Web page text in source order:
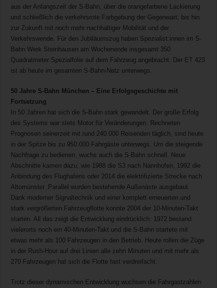
aus der Anfangszeit der S-Bahn, über die orangefarbene Lackierung
und schließlich die verkehrsrote Farbgebung der Gegenwart, bis hin
zur Zukunft mit noch mehr nachhaltiger Mobilität und der
Verkehrswende. Für den Jubiläumszug haben Spezialist:innen im S-
Bahn Werk Steinhausen am Wochenende insgesamt 350
Quadratmeter Spezialfolie auf dem Fahrzeug angebracht. Der ET 423
ist ab heute im gesamten S-Bahn-Netz unterwegs.
50 Jahre S-Bahn München – Eine Erfolgsgeschichte mit
Fortsetzung
In 50 Jahren hat sich die S-Bahn stark gewandelt. Der große Erfolg
des Systems war stets Motor für Veränderungen. Rechneten
Prognosen seinerzeit mit rund 240.000 Reisenden täglich, sind heute
in der Spitze bis zu 950.000 Fahrgäste unterwegs. Um die steigende
Nachfrage zu bedienen, wuchs auch die S-Bahn schnell. Neue
Abschnitte kamen dazu, wie 1988 die S3 nach Nannhofen, 1992 die
Anbindung des Flughafens oder 2014 die elektrifizierte Strecke nach
Altomünster. Parallel wurden bestehende Außenäste ausgebaut.
Dank moderner Signaltechnik und einer komplett erneuerten und
stark vergrößerten Fahrzeugflotte konnte 2004 der 10-Minuten-Takt
starten. All das zeigt die Entwicklung eindrücklich: 1972 bestand
vielerorts noch ein 40-Minuten-Takt und die S-Bahn startete mit
etwas mehr als 100 Fahrzeugen in den Betrieb. Heute rollen die Züge
in der Rush-Hour auf drei Linien alle zehn Minuten und mit mehr als
270 Fahrzeugen hat sich die Flotte fast verdreifacht.
Trotz dieser dynamischen Entwicklung wuchsen die Fahrgastzahlen